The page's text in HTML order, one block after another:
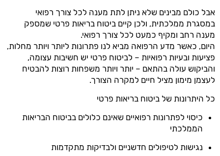
אבל כולם מבינים שלא ניתן לתת מענה לכל צורך רפואי
במסגרת ממלכתית, ולכן קיים ביטוח בריאות פרטי שמספק
מענה רחב ומקיף כמעט לכל צורך רפואי.
היום, כאשר מדע הרפואה מביא לנו פתרונות ליותר ויותר מחלות,
פציעות ובעיות רפואיות – לביטוח פרטי יש חשיבות עצומה,
והביקוש עולה בהתאם – יותר ויותר משפחות רוצות להבטיח
לעצמן מימון מציל חיים למקרה הצורך.
כל היתרונות של ביטוח בריאות פרטי
כיסוי לפתרונות רפואיים שאינם כלולים בביטוח הבריאות
הממלכתי
נגישות לטיפולים חדשניים ולבדיקות מתקדמות